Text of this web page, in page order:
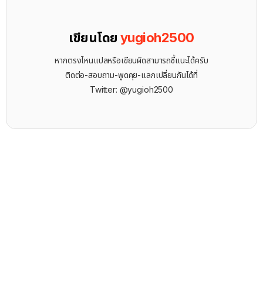
เขียนโดยyugioh2500
หากตรงไหนแปลหรือเขียนผิดสามารถชี้แนะได้ครับ
ติดต่อ-สอบถาม-พูดคุย-แลกเปลี่ยนกันได้ที่
Twitter: @yugioh2500